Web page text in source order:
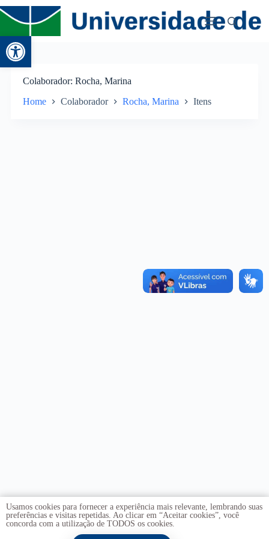
Abrir a barra de ferramentas
Colaborador Rocha, Marina
Home Colaborador Rocha, Marina Itens
Usamos cookies para fornecer a experiência mais relevante, lembrando suas
preferências e visitas repetidas. Ao clicar em “Aceitar cookies”, você
concorda com a utilização de TODOS os cookies.